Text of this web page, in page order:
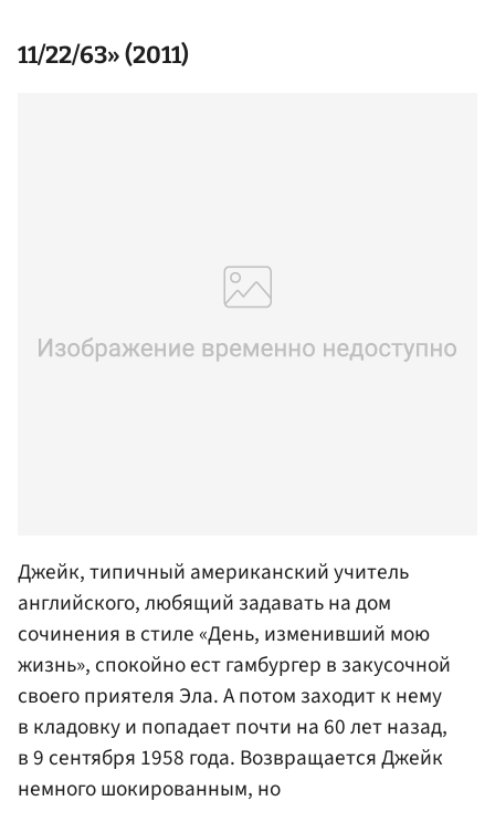
11/22/63» (2011)
Джейк, типичный американский учитель
английского, любящий задавать на дом
сочинения в стиле «День, изменивший мою
жизнь», спокойно ест гамбургер в закусочной
своего приятеля Эла. А потом заходит к нему
в кладовку и попадает почти на 60 лет назад,
в 9 сентября 1958 года. Возвращается Джейк
немного шокированным, но